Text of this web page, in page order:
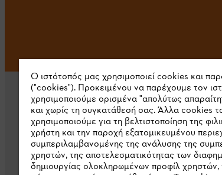
Εταιρεία
Ο ιστότοπός μας χρησιμοποιεί cookies και
("cookies"). Προκειμένου να παρέχουμε τον
χρησιμοποιούμε ορισμένα "απολύτως
και χωρίς τη συγκατάθεσή σας. Άλλα cookies
χρησιμοποιούμε για τη βελτιστοποίηση της
χρήστη και την παροχή εξατομικευμένου
συμπεριλαμβανομένης της ανάλυσης της
χρηστών, της αποτελεσματικότητας των
δημιουργίας ολοκληρωμένων προφίλ χρηστών,